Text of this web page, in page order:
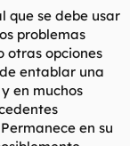
que se debe usar
problemas
otras opciones
entablar una
en muchos
en su